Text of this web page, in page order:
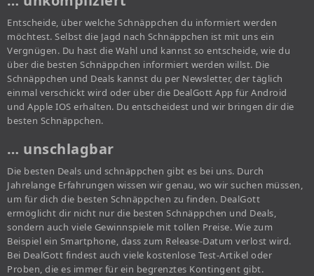
Entscheide, über welche Schnäppchen du informiert werden
möchtest. Selbst die Jagd nach Schnäppchen ist mit uns ein
Vergnügen. Du hast die Wahl und kannst so entscheide, wie du
über die besten Schnäppchen informiert werden willst. Die
Schnäppchen und Deals kannst du per Newsletter, der täglich
einmal verschickt wird oder über die DealGott App für Android
und Apple IOS erhalten. Du entscheidest und wir bringen dir die
besten Schnäppchen.
… unschlagbar
Die besten Deals und schnäppchen gibt es bei uns. Durch
Jahrelange Erfahrungen wissen wir genau, wo wir suchen müssen,
um für dich die besten Schnäppchen zu finden. DealGott
ermöglicht dir nicht nur die besten Schnäppchen und Deals,
sondern auch viele Gewinnspiele mit tollen Preise. Wie zum
Beispiel ein Smartphone, dass zum Release-Datum verlost wird.
Bei DealGott findest auch viele kostenlose Test-Artikel oder
Proben, die es immer für ein begrenztes Kontingent gibt.